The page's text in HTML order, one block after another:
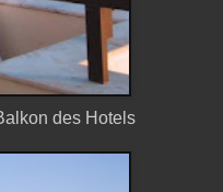
des Hotels